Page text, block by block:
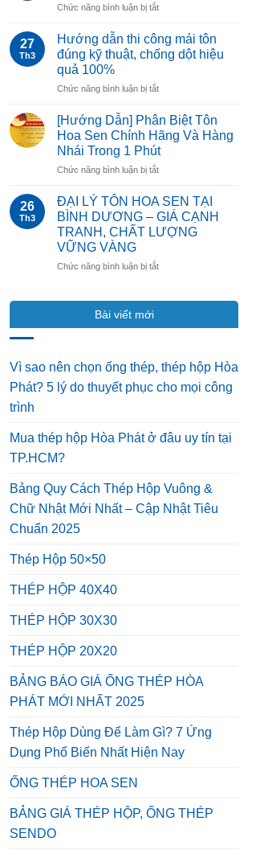
Thuật
PHÁT
MỚI
NHẤT
Chức năng bình luận bị tắtở
Sen
Là
Có
Không?
Gồm
Những
Loại
Nào?
27
Th3
Hướng dẫn thi công mái tôn
đúng kỹ thuật, chống dột hiệu
quả 100%
Chức năng bình luận bị tắtở
dẫn
thi
công
mái
tôn
kỹ
thuật,
chống
dột
quả
[Hướng Dẫn] Phân Biệt Tôn
Hoa Sen Chính Hãng Và Hàng
Nhái Trong 1 Phút
Chức năng bình luận bị tắtở
Dẫn]
Phân
Biệt
Tôn
Sen
Phút
26
Th3
ĐẠI LÝ TÔN HOA SEN TẠI
BÌNH DƯƠNG – GIÁ CẠNH
TRANH, CHẤT LƯỢNG
VỮNG VÀNG
Chức năng bình luận bị tắtở
BÌNH
DƯƠNG
–
CHẤT
VÀNG
Bài viết mới
Vì sao nên chọn ống thép, thép hộp Hòa
Phát? 5 lý do thuyết phục cho mọi công
trình
Mua thép hộp Hòa Phát ở đâu uy tín tại
TP.HCM?
Bảng Quy Cách Thép Hộp Vuông &
Chữ Nhật Mới Nhất – Cập Nhật Tiêu
Chuẩn 2025
Thép Hộp 50×50
THÉP HỘP 40X40
THÉP HỘP 30X30
THÉP HỘP 20X20
BẢNG BÁO GIÁ ỐNG THÉP HÒA
PHÁT MỚI NHẤT 2025
Thép Hộp Dùng Để Làm Gì? 7 Ứng
Dụng Phổ Biến Nhất Hiện Nay
ỐNG THÉP HOA SEN
BẢNG GIÁ THÉP HỘP, ỐNG THÉP
SENDO